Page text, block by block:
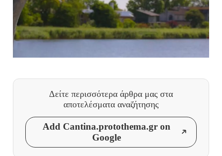
Δείτε περισσότερα άρθρα μας στα
αποτελέσματα αναζήτησης
Add Cantina.protothema.gr on
Google